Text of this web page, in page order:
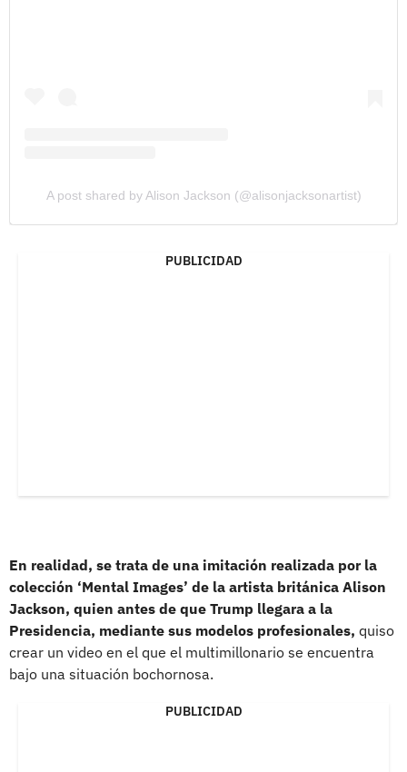
A post shared by Alison Jackson (@alisonjacksonartist)
PUBLICIDAD
En realidad, se trata de una imitación realizada por la
colección ‘Mental Images’ de la artista británica Alison
Jackson, quien antes de que Trump llegara a la
Presidencia, mediante sus modelos profesionales, quiso
crear un video en el que el multimillonario se encuentra
bajo una situación bochornosa.
PUBLICIDAD